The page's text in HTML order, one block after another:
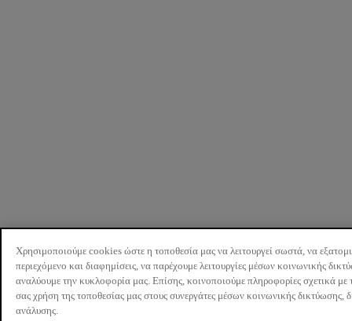
Χρησιμοποιούμε cookies ώστε η τοποθεσία μας να λειτουργεί σωστά, να
περιεχόμενο και διαφημίσεις, να παρέχουμε λειτουργίες μέσων κοινωνικής
αναλύουμε την κυκλοφορία μας. Επίσης, κοινοποιούμε πληροφορίες σχετικά με
σας χρήση της τοποθεσίας μας στους συνεργάτες μέσων κοινωνικής δικτύωσης,
ανάλυσης.